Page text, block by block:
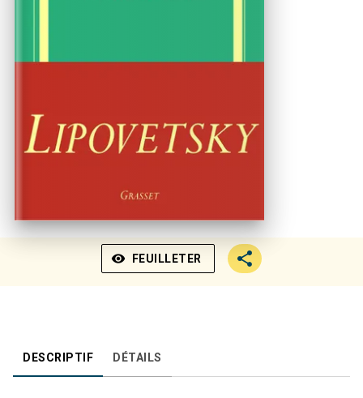
visibility FEUILLETER
DESCRIPTIF DÉTAILS